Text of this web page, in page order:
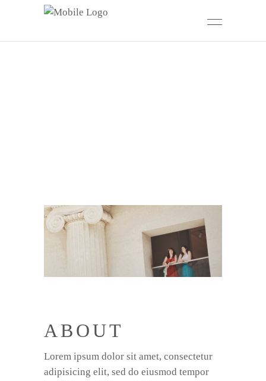
ABOUT
Lorem ipsum dolor sit amet, consectetur
adipisicing elit, sed do eiusmod tempor